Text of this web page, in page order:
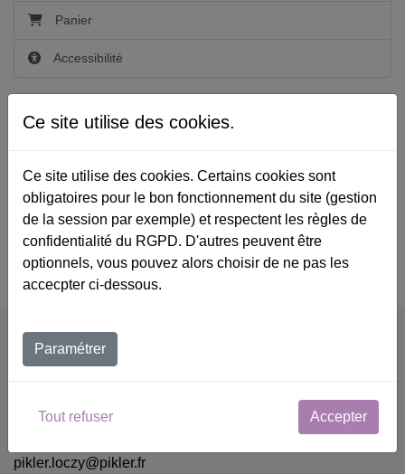
Panier
Accessibilité
Nos coordonnées
75014 Paris
01 43 95 48 15
Catalogue de formation propulsé par Dendreo,
logiciel conçu pour les professionnels de la formation
Coordonnées
pikler.loczy@pikler.fr
Ce site utilise des cookies.
Ce site utilise des cookies. Certains cookies sont
obligatoires pour le bon fonctionnement du site (gestion
de la session par exemple) et respectent les règles de
confidentialité du RGPD. D'autres peuvent être
optionnels, vous pouvez alors choisir de ne pas les
accecpter ci-dessous.
Paramétrer
Tout refuser Accepter